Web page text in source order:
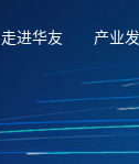
走进华友 产业